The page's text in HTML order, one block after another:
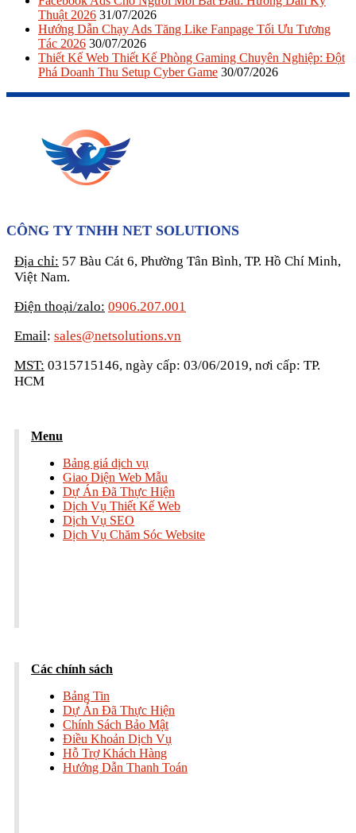
Thuật 2026 31/07/2026
Hướng Dẫn Chạy Ads Tăng Like Fanpage Tối Ưu Tương
Tác 2026 30/07/2026
Thiết Kế Web Thiết Kế Phòng Gaming Chuyên Nghiệp: Đột
Phá Doanh Thu Setup Cyber Game 30/07/2026
CÔNG TY TNHH NET SOLUTIONS
Địa chỉ: 57 Bàu Cát 6, Phường Tân Bình, TP. Hồ Chí Minh,
Việt Nam.
Điện thoại/zalo: 0906.207.001
Email: sales@netsolutions.vn
MST: 0315715146, ngày cấp: 03/06/2019, nơi cấp: TP.
HCM
Menu
Bảng giá dịch vụ
Giao Diện Web Mẫu
Dự Án Đã Thực Hiện
Dịch Vụ Thiết Kế Web
Dịch Vụ SEO
Dịch Vụ Chăm Sóc Website
Các chính sách
Bảng Tin
Dự Án Đã Thực Hiện
Chính Sách Bảo Mật
Điều Khoản Dịch Vụ
Hỗ Trợ Khách Hàng
Hướng Dẫn Thanh Toán